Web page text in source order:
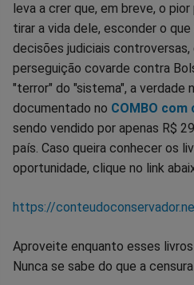
leva a crer que, em breve, o
tirar a vida dele, esconder o
decisões judiciais
perseguição covarde contra
"terror" do "sistema", a verdade
documentado no COMBO
sendo vendido por apenas R$
país. Caso queira conhecer os
oportunidade, clique no link
https://
Aproveite enquanto esses
Nunca se sabe do que a